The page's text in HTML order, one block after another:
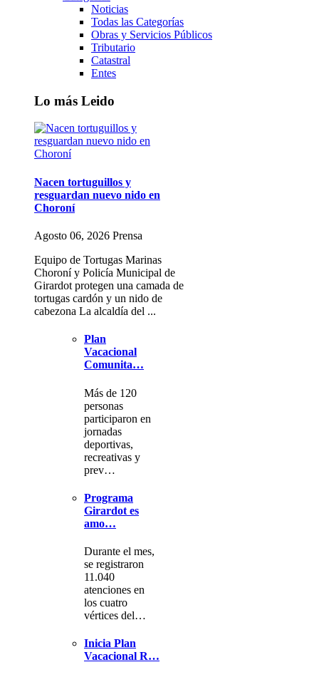
Noticias
Todas las Categorías
Obras y Servicios Públicos
Tributario
Catastral
Entes
Lo más Leido
Nacen tortuguillos y
resguardan nuevo nido en
Choroní
Agosto 06, 2026 Prensa
Equipo de Tortugas Marinas
Choroní y Policía Municipal de
Girardot protegen una camada de
tortugas cardón y un nido de
cabezona La alcaldía del ...
Plan
Vacacional
Comunita…
Más de 120
personas
participaron en
jornadas
deportivas,
recreativas y
prev…
Programa
Girardot es
amo…
Durante el mes,
se registraron
11.040
atenciones en
los cuatro
vértices del…
Inicia Plan
Vacacional R…